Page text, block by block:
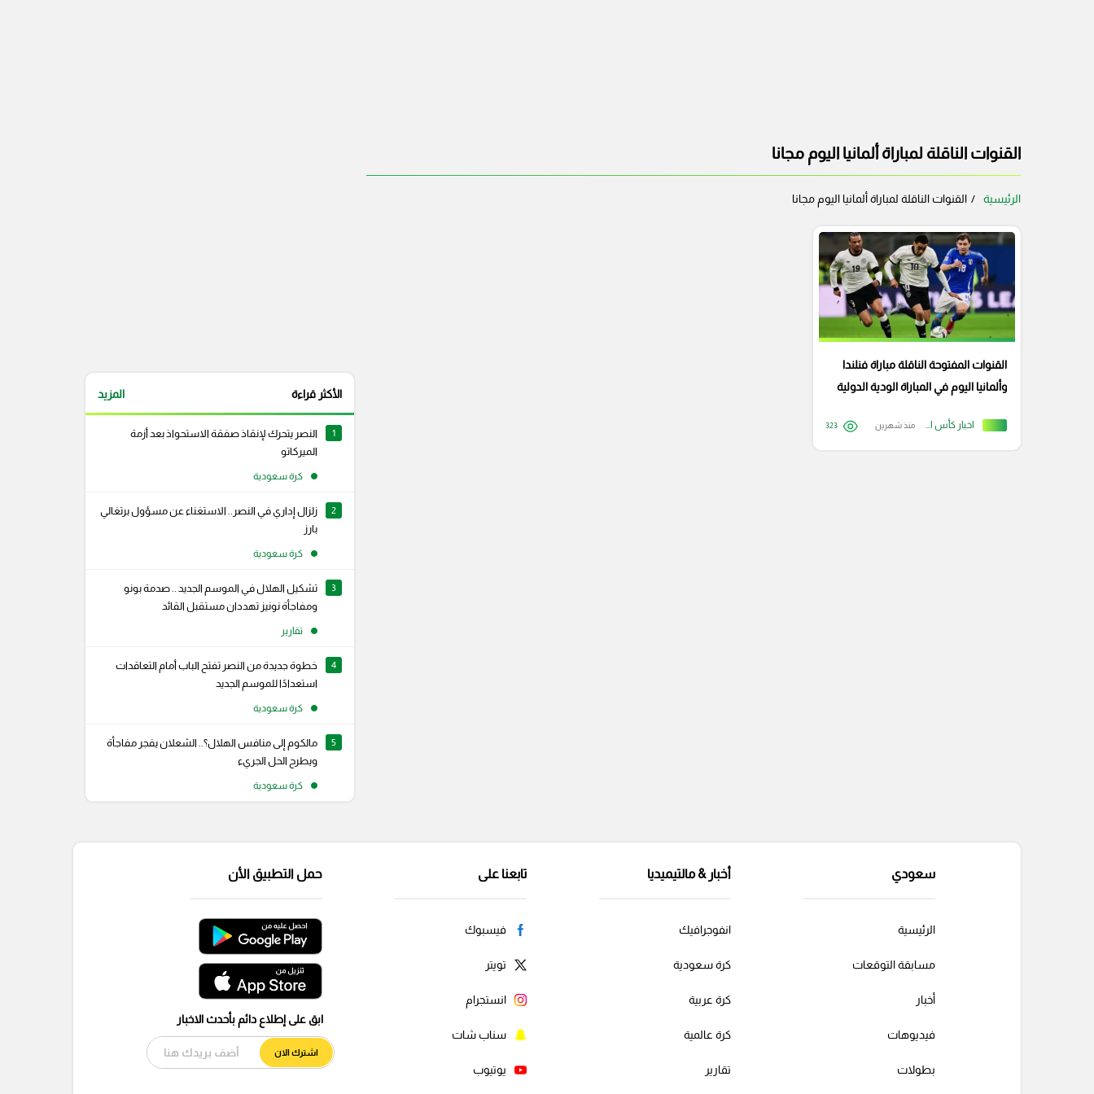
القنوات الناقلة لمباراة ألمانيا اليوم مجانا
الرئيسية القنوات الناقلة لمباراة ألمانيا اليوم مجانا
اخبار كأس العالم
القنوات المفتوحة الناقلة مباراة فنلندا
وألمانيا اليوم في المباراة الودية الدولية
منذ شهرين 323
الأكثر قراءة المزيد
1
النصر يتحرك لإنقاذ صفقة الاستحواذ بعد أزمة
الميركاتو
كرة سعودية
2
زلزال إداري في النصر.. الاستغناء عن مسؤول برتغالي
بارز
كرة سعودية
3
تشكيل الهلال في الموسم الجديد .. صدمة بونو
ومفاجأة نونيز تهددان مستقبل القائد
تقارير
4
خطوة جديدة من النصر تفتح الباب أمام التعاقدات
استعدادًا للموسم الجديد
كرة سعودية
5
مالكوم إلى منافس الهلال؟.. الشعلان يفجر مفاجأة
ويطرح الحل الجريء
كرة سعودية
سعودي
الرئيسية
مسابقة التوقعات
أخبار
فيديوهات
بطولات
أخبار & مالتيميديا
انفوجرافيك
كرة سعودية
كرة عربية
كرة عالمية
تقارير
تابعنا على
فيسبوك
تويتر
انستجرام
سناب شات
يوتيوب
حمل التطبيق الأن
ابق على إطلاع دائم بأحدث الاخبار
اشترك الان